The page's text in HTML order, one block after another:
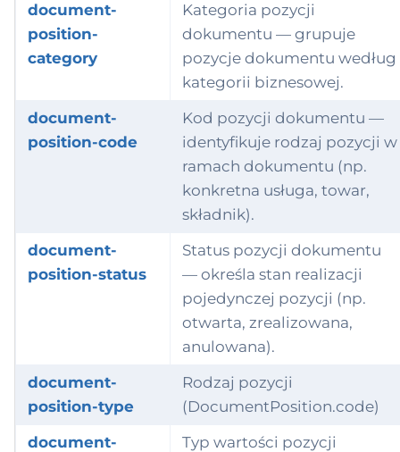
document-
position-
category
Kategoria pozycji
dokumentu — grupuje
pozycje dokumentu według
kategorii biznesowej.
document-
position-code
Kod pozycji dokumentu —
identyfikuje rodzaj pozycji w
ramach dokumentu (np.
konkretna usługa, towar,
składnik).
document-
position-status
Status pozycji dokumentu
— określa stan realizacji
pojedynczej pozycji (np.
otwarta, zrealizowana,
anulowana).
document-
position-type
Rodzaj pozycji
(DocumentPosition.code)
document-
Typ wartości pozycji